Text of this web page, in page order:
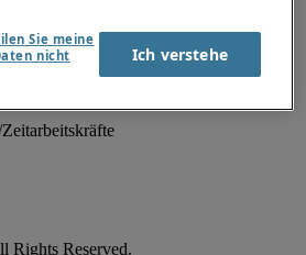
Sie meine
nicht
Ich verstehe